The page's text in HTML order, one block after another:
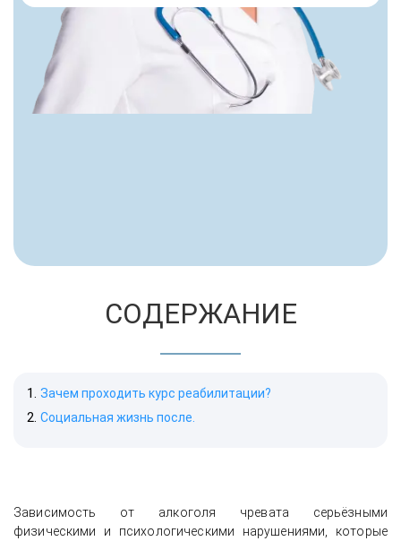
СОДЕРЖАНИЕ
Зачем проходить курс реабилитации?
Социальная жизнь после.
Зависимость от алкоголя чревата серьёзными
физическими и психологическими нарушениями, которые